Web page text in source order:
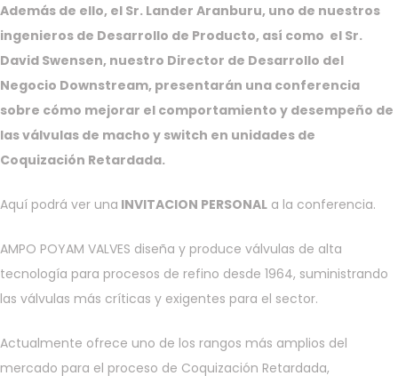
Además de ello, el Sr. Lander Aranburu, uno de nuestros
ingenieros de Desarrollo de Producto, así como el Sr.
David Swensen, nuestro Director de Desarrollo del
Negocio Downstream, presentarán una conferencia
sobre cómo mejorar el comportamiento y desempeño de
las válvulas de macho y switch en unidades de
Coquización Retardada.
Aquí podrá ver una INVITACION PERSONAL a la conferencia.
AMPO POYAM VALVES diseña y produce válvulas de alta
tecnología para procesos de refino desde 1964, suministrando
las válvulas más críticas y exigentes para el sector.
Actualmente ofrece uno de los rangos más amplios del
mercado para el proceso de Coquización Retardada,